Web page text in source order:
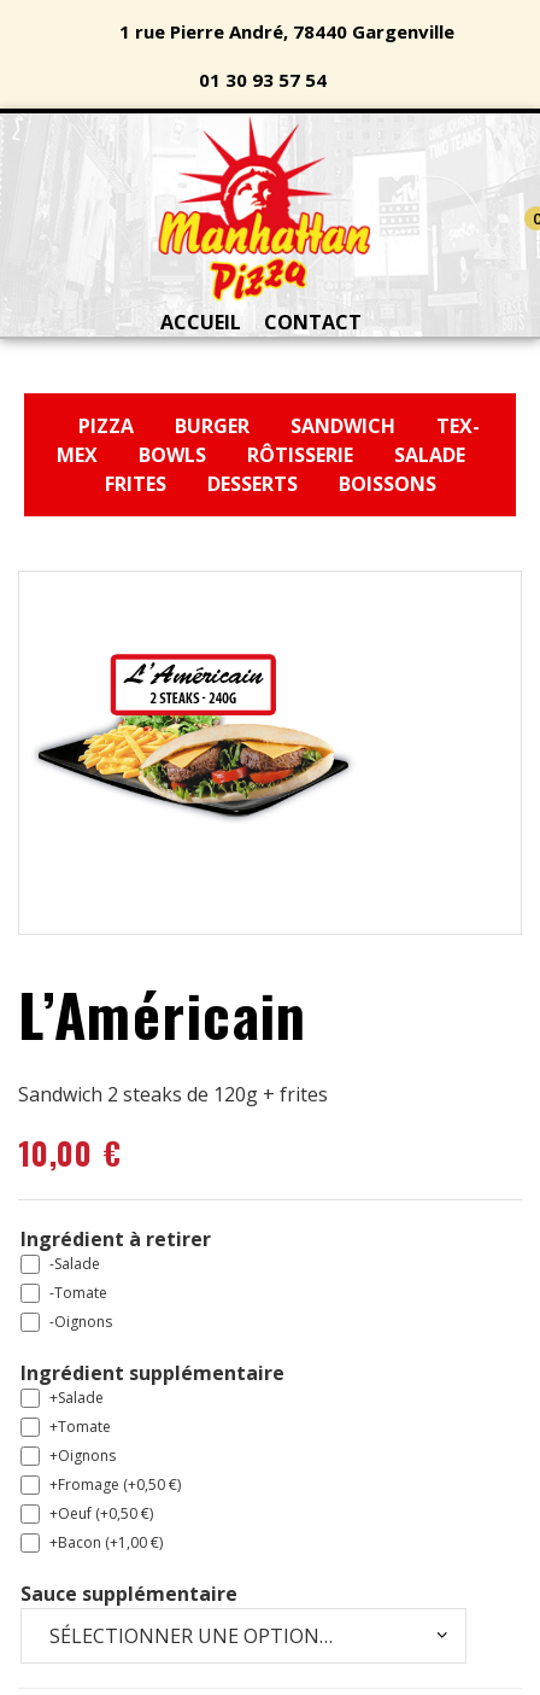
1 rue Pierre André, 78440 Gargenville
01 30 93 57 54
0
ACCUEIL CONTACT
PIZZA BURGER SANDWICH
TEX-
MEX
BOWLS RÔTISSERIE
SALADE
FRITES
DESSERTS BOISSONS
L’Américain
Sandwich 2 steaks de 120g + frites
10,00 €
Ingrédient à retirer
-Salade
-Tomate
-Oignons
Ingrédient supplémentaire
+Salade
+Tomate
+Oignons
+Fromage (+0,50€)
+Oeuf (+0,50€)
+Bacon (+1,00€)
Sauce supplémentaire